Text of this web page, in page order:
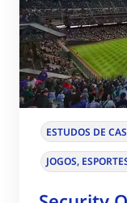
ESTUDOS DE
JOGOS,